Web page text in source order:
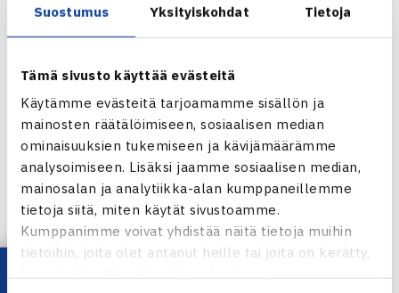
Suostumus Yksityiskohdat Tietoja
Tämä sivusto käyttää evästeitä
Käytämme evästeitä tarjoamamme sisällön ja
mainosten räätälöimiseen, sosiaalisen median
ominaisuuksien tukemiseen ja kävijämäärämme
analysoimiseen. Lisäksi jaamme sosiaalisen median,
mainosalan ja analytiikka-alan kumppaneillemme
tietoja siitä, miten käytät sivustoamme.
Kumppanimme voivat yhdistää näitä tietoja muihin
tietoihin, joita olet antanut heille tai joita on kerätty,
läpisyöttöä, Nieminen puolet vähemmän, 6. Pavel teki 9
kaksoisvirhettä ja 9 pakottamatonta virhettä, Niemisellä
kierrokselle, toissa vuonna hävisi ensimmäisellä
kierroksella. Niemisen paras Grand Slam-kisasuoritus on
eteneminen Ranskan avointen neljännelle kierrokselle.
(RN)
US Open 2004
US Open Eurosportissa
Jaa: